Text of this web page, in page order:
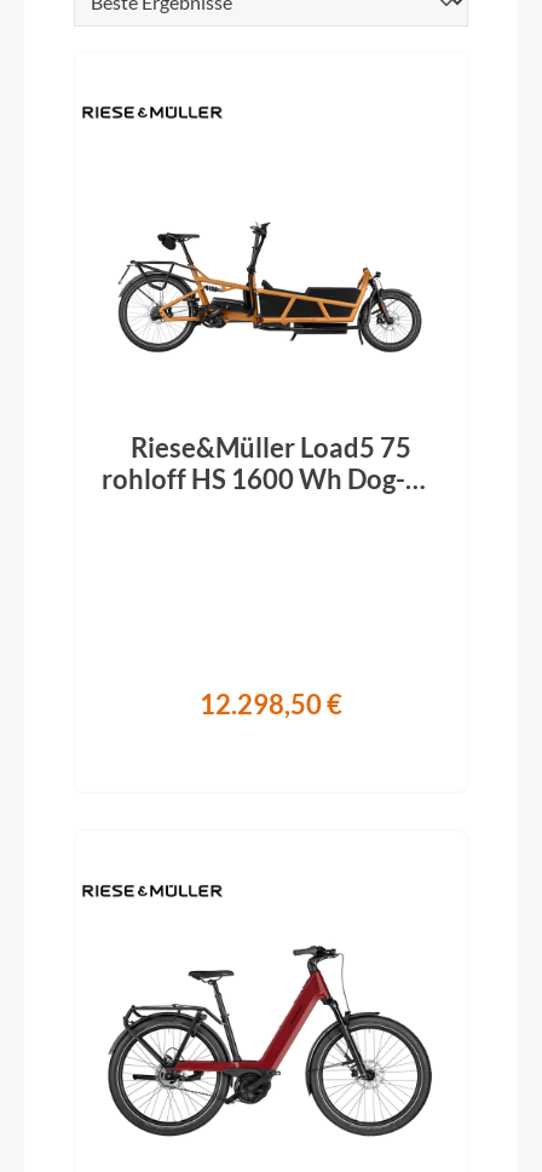
Riese&Müller Load5 75
rohloff HS 1600 Wh Dog-Kit
12.298,50 €